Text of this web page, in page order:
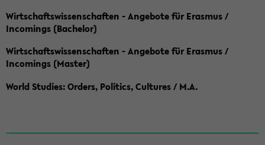
Wirtschaftswissenschaften - Angebote für Erasmus /
Incomings (Bachelor)
Wirtschaftswissenschaften - Angebote für Erasmus /
Incomings (Master)
World Studies: Orders, Politics, Cultures / M.A.